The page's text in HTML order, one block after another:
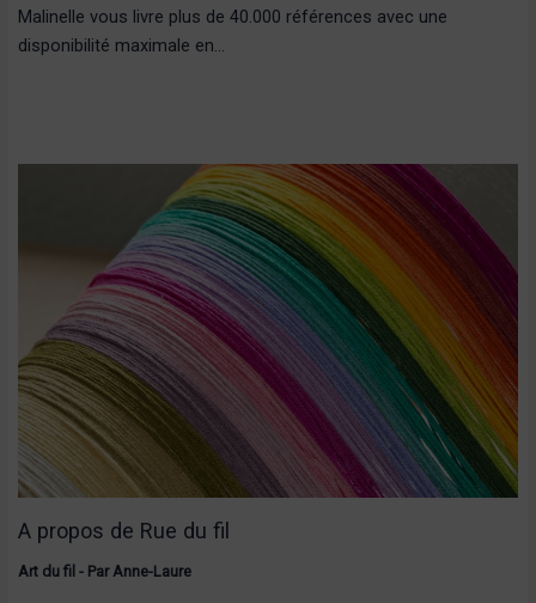
Malinelle vous livre plus de 40.000 références avec une
disponibilité maximale en…
A propos de Rue du fil
Art du fil - ParAnne-Laure